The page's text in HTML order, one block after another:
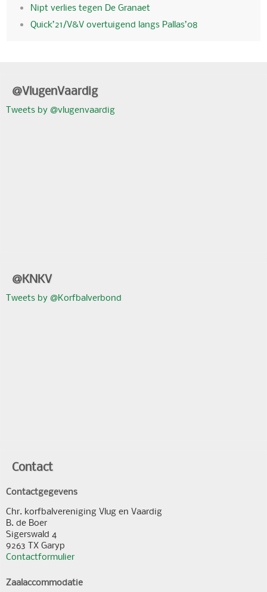
Nipt verlies tegen De Granaet
Quick’21/V&V overtuigend langs Pallas’08
@VlugenVaardig
Tweets by @vlugenvaardig
@KNKV
Tweets by @Korfbalverbond
Contact
Contactgegevens
Chr. korfbalvereniging Vlug en Vaardig
B. de Boer
Sigerswald 4
9263 TX Garyp
Contactformulier
Zaalaccommodatie